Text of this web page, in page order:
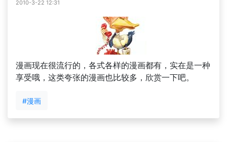
2010-3-22 12:31
漫画现在很流行的，各式各样的漫画都有，实在是一种
享受哦，这类夸张的漫画也比较多，欣赏一下吧。
#漫画